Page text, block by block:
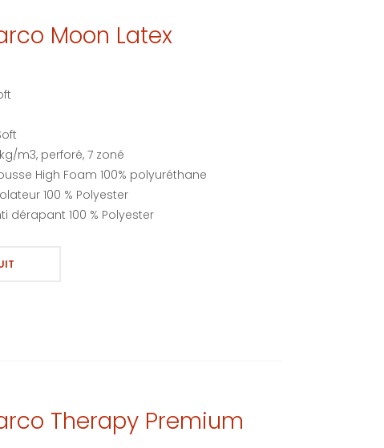
Moon Latex
m3, perforé, 7 zoné
High Foam 100% polyuréthane
100 % Polyester
dérapant 100 % Polyester
Therapy Premium